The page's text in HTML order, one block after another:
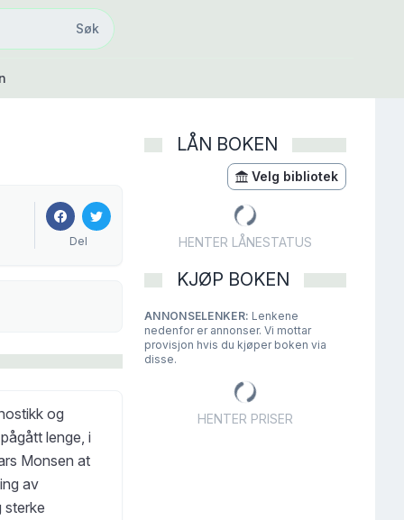
Søk
Søk
Del
og
lenge, i
Monsen at
av
sterke
LÅN BOKEN
Velg bibliotek
HENTER LÅNESTATUS
KJØP BOKEN
ANNONSELENKER: Lenkene
nedenfor er annonser. Vi mottar
provisjon hvis du kjøper boken via
disse.
HENTER PRISER